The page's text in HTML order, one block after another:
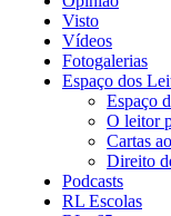
Visto
Vídeos
Fotogalerias
Espaço dos
Espaço
O leitor
Cartas
Direito
Podcasts
RL Escolas